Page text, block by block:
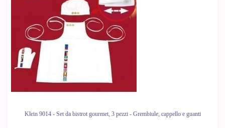
Klein 9014 - Set da bistrot gourmet, 3 pezzi - Grembiule, cappello e guanti